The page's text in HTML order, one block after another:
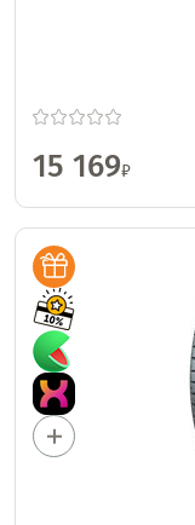
15 169₽